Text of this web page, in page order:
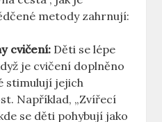
metody zahrnují:
cvičení: Děti se lépe
je cvičení doplněno
stimulují jejich
Například, „Zvířecí
se děti pohybují jako